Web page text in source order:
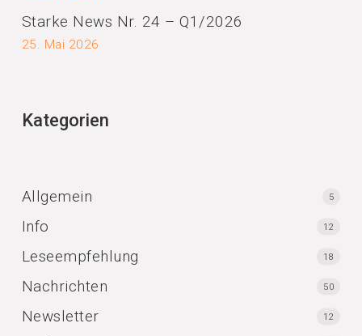
Starke News Nr. 24 – Q1/2026
25. Mai 2026
Kategorien
Allgemein 5
Info 12
Leseempfehlung 18
Nachrichten 50
Newsletter 12